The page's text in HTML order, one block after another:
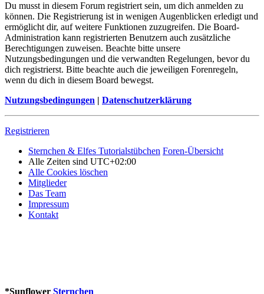
Du musst in diesem Forum registriert sein, um dich anmelden zu
können. Die Registrierung ist in wenigen Augenblicken erledigt und
ermöglicht dir, auf weitere Funktionen zuzugreifen. Die Board-
Administration kann registrierten Benutzern auch zusätzliche
Berechtigungen zuweisen. Beachte bitte unsere
Nutzungsbedingungen und die verwandten Regelungen, bevor du
dich registrierst. Bitte beachte auch die jeweiligen Forenregeln,
wenn du dich in diesem Board bewegst.
Nutzungsbedingungen | Datenschutzerklärung
Registrieren
Sternchen & Elfes Tutorialstübchen Foren-Übersicht
Alle Zeiten sind UTC+02:00
Alle Cookies löschen
Mitglieder
Das Team
Impressum
Kontakt
*Sunflower Sternchen